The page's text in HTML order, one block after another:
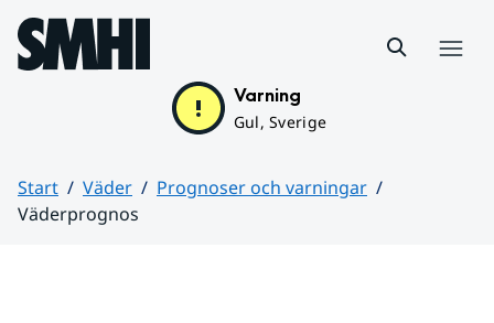
Hoppa till sidans innehåll
Varning
Gul, Sverige
Start Väder
Prognoser och varningar
Väderprognos